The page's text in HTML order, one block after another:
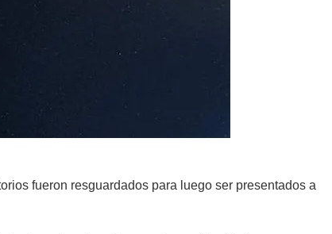
fueron resguardados para luego ser presentados a